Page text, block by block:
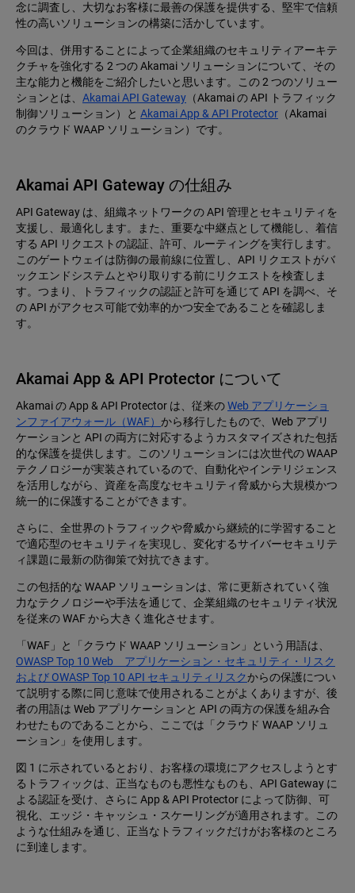
念に調査し、大切なお客様に最善の保護を提供する、堅牢で信頼
性の高いソリューションの構築に活かしています。
今回は、併用することによって企業組織のセキュリティアーキテ
クチャを強化する 2 つの Akamai ソリューションについて、その
主な能力と機能をご紹介したいと思います。この 2 つのソリュー
ションとは、 Akamai API Gateway （Akamai の API トラフィック
制御ソリューション）と Akamai App & API Protector （Akamai
のクラウド WAAP ソリューション）です。
Akamai API Gateway の仕組み
API Gateway は、組織ネットワークの API 管理とセキュリティを
支援し、最適化します。また、重要な中継点として機能し、着信
する API リクエストの認証、許可、ルーティングを実行します。
このゲートウェイは防御の最前線に位置し、API リクエストがバ
ックエンドシステムとやり取りする前にリクエストを検査しま
す。つまり、トラフィックの認証と許可を通じて API を調べ、そ
の API がアクセス可能で効率的かつ安全であることを確認しま
す。
Akamai App & API Protector について
Akamai の App & API Protector は、従来のWeb アプリケーショ
ンファイアウォール（WAF） から移行したもので、Web アプリ
ケーションと API の両方に対応するようカスタマイズされた包括
的な保護を提供します。このソリューションには次世代の WAAP
テクノロジーが実装されているので、自動化やインテリジェンス
を活用しながら、資産を高度なセキュリティ脅威から大規模かつ
統一的に保護することができます。
さらに、全世界のトラフィックや脅威から継続的に学習すること
で適応型のセキュリティを実現し、変化するサイバーセキュリテ
ィ課題に最新の防御策で対抗できます。
この包括的な WAAP ソリューションは、常に更新されていく強
力なテクノロジーや手法を通じて、企業組織のセキュリティ状況
を従来の WAF から大きく進化させます。
「WAF」と「クラウド WAAP ソリューション」という用語は、
OWASP Top 10 Web アプリケーション・セキュリティ・リスク
および OWASP Top 10 API セキュリティリスクからの保護につい
て説明する際に同じ意味で使用されることがよくありますが、後
者の用語は Web アプリケーションと API の両方の保護を組み合
わせたものであることから、ここでは「クラウド WAAP ソリュ
ーション」を使用します。
図 1 に示されているとおり、お客様の環境にアクセスしようとす
るトラフィックは、正当なものも悪性なものも、API Gateway に
よる認証を受け、さらに App & API Protector によって防御、可
視化、エッジ・キャッシュ・スケーリングが適用されます。この
ような仕組みを通じ、正当なトラフィックだけがお客様のところ
に到達します。